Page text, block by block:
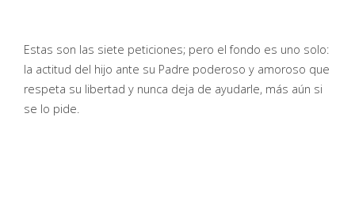
Estas son las siete peticiones; pero el fondo es uno solo:
la actitud del hijo ante su Padre poderoso y amoroso que
respeta su libertad y nunca deja de ayudarle, más aún si
se lo pide.